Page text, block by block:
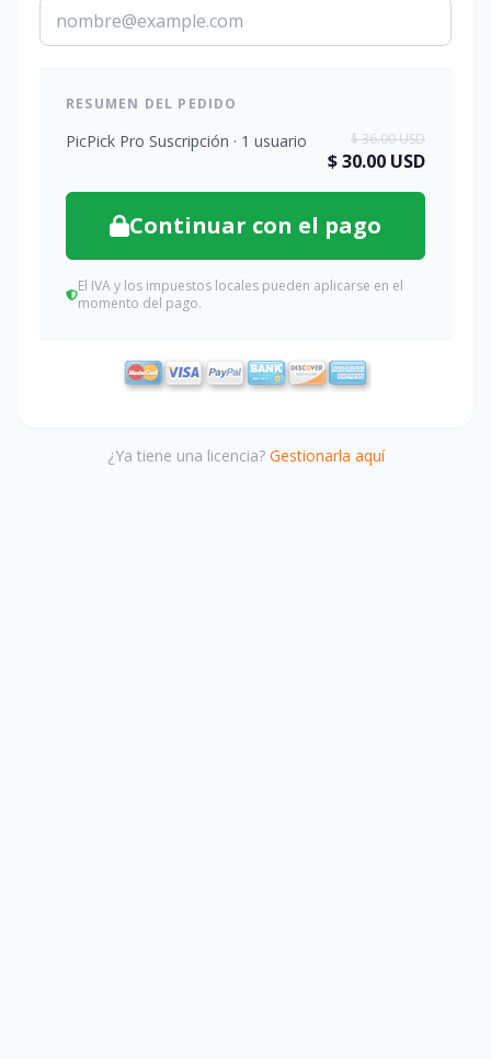
RESUMEN DEL PEDIDO
PicPick Pro Suscripción · 1 usuario $ 36.00USD
$ 30.00 USD
Continuar con el pago
El IVA y los impuestos locales pueden aplicarse en el
momento del pago.
¿Ya tiene una licencia? Gestionarla aquí